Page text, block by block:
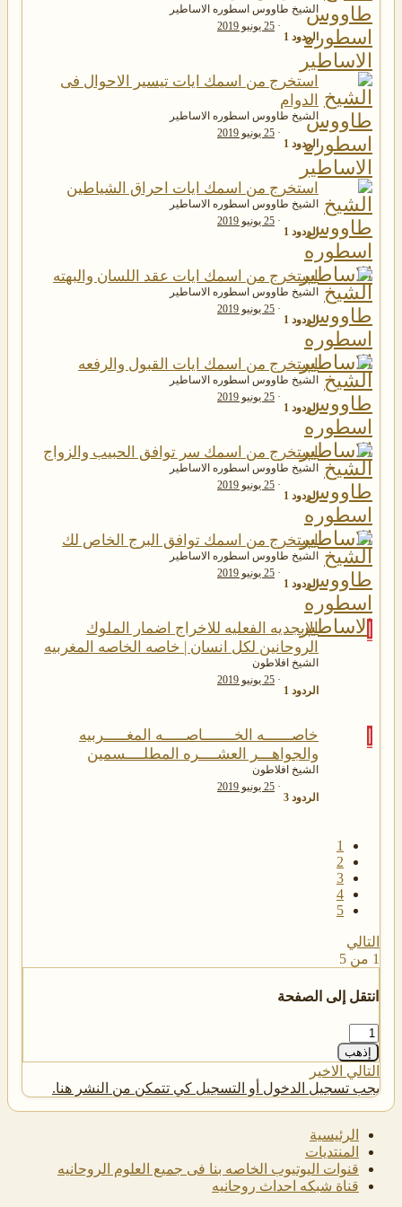
الشيخ طاووس اسطوره الاساطير
الردود 1
25 يونيو 2019
استخرج من اسمك ايات تيسير الاحوال فى
الدوام
الشيخ طاووس اسطوره الاساطير
الردود 1
25 يونيو 2019
استخرج من اسمك ايات احراق الشياطين
الشيخ طاووس اسطوره الاساطير
الردود 1
25 يونيو 2019
استخرج من اسمك ايات عقد اللسان والبهته
الشيخ طاووس اسطوره الاساطير
الردود 1
25 يونيو 2019
استخرج من اسمك ايات القبول والرفعه
الشيخ طاووس اسطوره الاساطير
الردود 1
25 يونيو 2019
استخرج من اسمك سر توافق الحبيب والزواج
الشيخ طاووس اسطوره الاساطير
الردود 1
25 يونيو 2019
استخرج من اسمك توافق البرج الخاص لك
الشيخ طاووس اسطوره الاساطير
الردود 1
25 يونيو 2019
الابجديه الفعليه للاخراج اضمار الملوك
الروحانين لكل انسان | خاصه الخاصه المغربيه
الشيخ افلاطون
الردود 1
25 يونيو 2019
خاصــــــه الخـــــــاصـــــه المغـــــربيه
والجواهـــر العشــــره المطلــــسمين
الشيخ افلاطون
الردود 3
25 يونيو 2019
1
2
3
4
5
التالي
1 من 5
انتقل إلى الصفحة
إذهب
التالي الاخير
يجب تسجيل الدخول أو التسجيل كي تتمكن من النشر هنا.
الرئيسية
المنتديات
قنوات اليوتيوب الخاصه بنا فى جميع العلوم الروحانيه
قناة شبكه احداث روحانيه